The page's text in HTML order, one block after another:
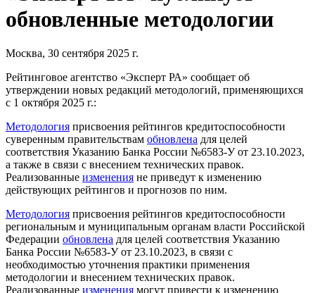
обновленные методологии
Москва, 30 сентября 2025 г.
Рейтинговое агентство «Эксперт РА» сообщает об
утверждении новых редакций методологий, применяющихся
с 1 октября 2025 г.:
Методология присвоения рейтингов кредитоспособности
суверенным правительствам обновлена для целей
соответствия Указанию Банка России №6583-У от 23.10.2023,
а также в связи с внесением технических правок.
Реализованные изменения не приведут к изменению
действующих рейтингов и прогнозов по ним.
Методология присвоения рейтингов кредитоспособности
региональным и муниципальным органам власти Российской
Федерации обновлена для целей соответствия Указанию
Банка России №6583-У от 23.10.2023, в связи с
необходимостью уточнения практики применения
методологии и внесением технических правок.
Реализованные изменения могут привести к изменению